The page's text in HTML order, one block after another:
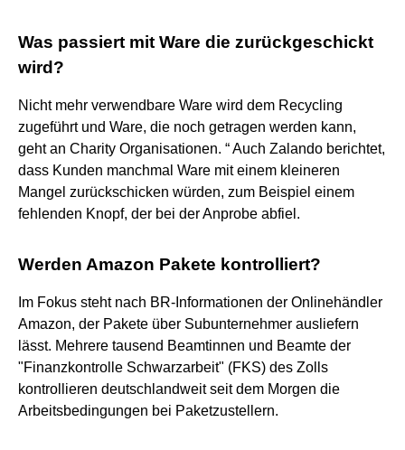
Was passiert mit Ware die zurückgeschickt
wird?
Nicht mehr verwendbare Ware wird dem Recycling
zugeführt und Ware, die noch getragen werden kann,
geht an Charity Organisationen. “ Auch Zalando berichtet,
dass Kunden manchmal Ware mit einem kleineren
Mangel zurückschicken würden, zum Beispiel einem
fehlenden Knopf, der bei der Anprobe abfiel.
Werden Amazon Pakete kontrolliert?
Im Fokus steht nach BR-Informationen der Onlinehändler
Amazon, der Pakete über Subunternehmer ausliefern
lässt. Mehrere tausend Beamtinnen und Beamte der
"Finanzkontrolle Schwarzarbeit" (FKS) des Zolls
kontrollieren deutschlandweit seit dem Morgen die
Arbeitsbedingungen bei Paketzustellern.